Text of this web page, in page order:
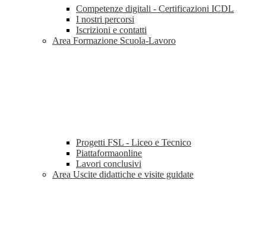
Competenze digitali - Certificazioni ICDL
I nostri percorsi
Iscrizioni e contatti
Area Formazione Scuola-Lavoro
Progetti FSL - Liceo e Tecnico
Piattaformaonline
Lavori conclusivi
Area Uscite didattiche e visite guidate